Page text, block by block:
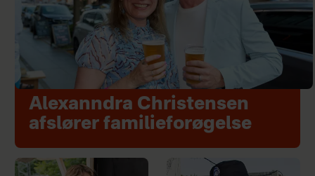
Alexanndra Christensen
afslører familieforøgelse